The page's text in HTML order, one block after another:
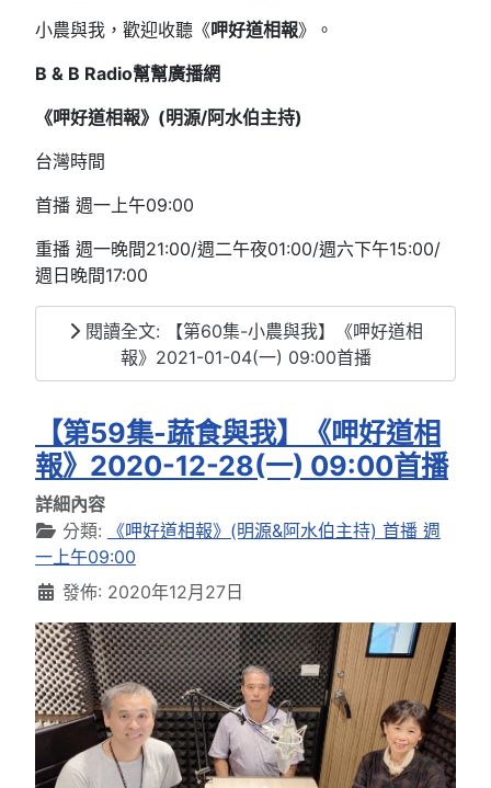
小農與我，歡迎收聽《呷好道相報》。
B & B Radio幫幫廣播網
《呷好道相報》(明源/阿水伯主持)
台灣時間
首播 週一上午09:00
重播 週一晚間21:00/週二午夜01:00/週六下午15:00/
週日晚間17:00
閱讀全文: 【第60集-小農與我】《呷好道相
報》2021-01-04(一) 09:00首播
【第59集-蔬食與我】《呷好道相
報》2020-12-28(一) 09:00首播
詳細內容
分類:
《呷好道相報》(明源&阿水伯主持) 首播 週
一上午09:00
發佈: 2020年12月27日